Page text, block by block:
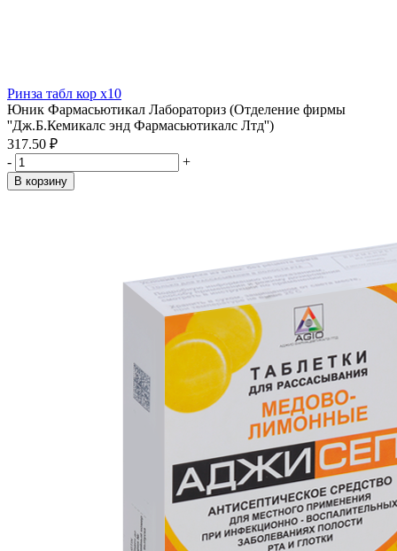
Ринза табл кор x10
Юник Фармасьютикал Лабораториз (Отделение фирмы
''Дж.Б.Кемикалс энд Фармасьютикалс Лтд'')
317.50 ₽
-
+
В корзину